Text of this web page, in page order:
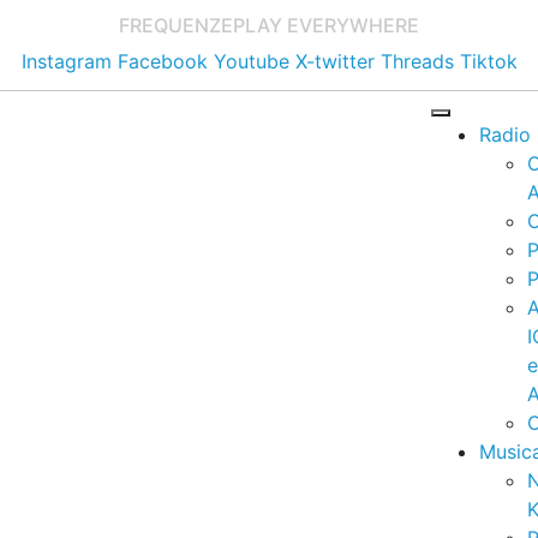
FREQUENZEPLAY EVERYWHERE
Instagram Facebook Youtube X-twitter Threads Tiktok
Radio
e